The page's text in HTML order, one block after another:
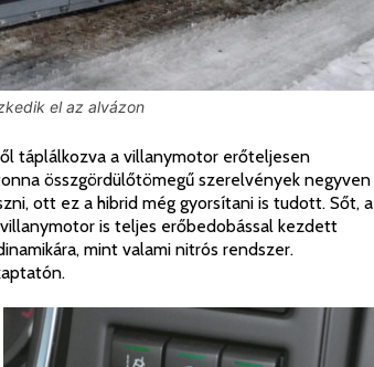
el az alvázon
táplálkozva a villanymotor erőteljesen
összgördülőtömegű szerelvények negyven
ott ez a hibrid még gyorsítani is tudott. Sőt, a
is teljes erőbedobással kezdett
mint valami nitrós rendszer.